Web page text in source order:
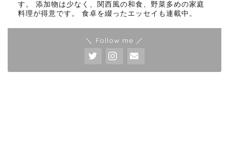
す。 添加物は少なく、関西風の和食、野菜多めの家庭
料理が得意です。 食卓を綴ったエッセイも連載中。
＼ Follow me ／